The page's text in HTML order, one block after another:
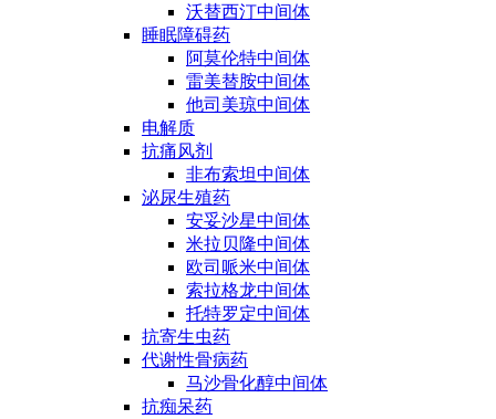
沃替西汀中间体
睡眠障碍药
阿莫伦特中间体
雷美替胺中间体
他司美琼中间体
电解质
抗痛风剂
非布索坦中间体
泌尿生殖药
安妥沙星中间体
米拉贝隆中间体
欧司哌米中间体
索拉格龙中间体
托特罗定中间体
抗寄生虫药
代谢性骨病药
马沙骨化醇中间体
抗痴呆药